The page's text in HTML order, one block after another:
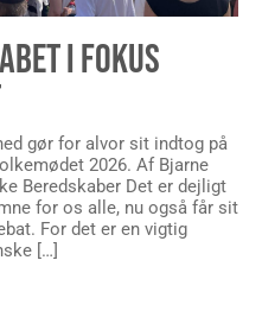
I FOKUS
gør for alvor sit indtog på
2026. Af Bjarne
Beredskaber Det er dejligt
for os alle, nu også får sit
For det er en vigtig
[…]